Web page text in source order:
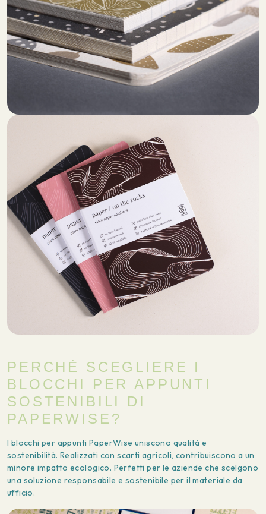
PERCHÉ SCEGLIERE I
BLOCCHI PER APPUNTI
SOSTENIBILI DI
PAPERWISE?
I blocchi per appunti PaperWise uniscono qualità e
sostenibilità. Realizzati con scarti agricoli, contribuiscono a un
minore impatto ecologico. Perfetti per le aziende che scelgono
una soluzione responsabile e sostenibile per il materiale da
ufficio.